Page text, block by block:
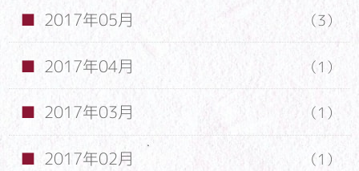
2017年05月 （3）
2017年04月 （1）
2017年03月 （1）
2017年02月 （1）